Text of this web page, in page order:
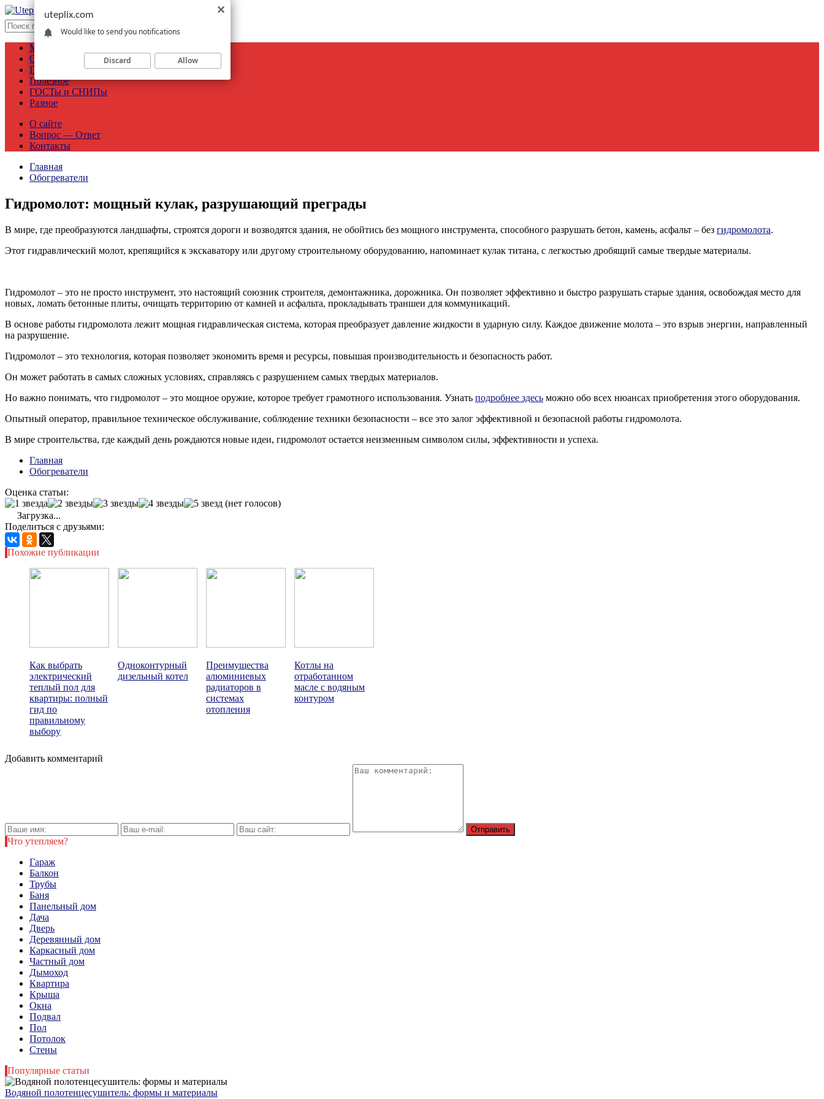
Материалы
Объекты
Производители
Полезное
ГОСТы и СНИПы
Разное
О сайте
Вопрос — Ответ
Контакты
Главная
Обогреватели
Гидромолот: мощный кулак, разрушающий преграды
В мире, где преобразуются ландшафты, строятся дороги и возводятся здания, не обойтись без мощного инструмента, способного разрушать бетон, камень, асфальт – без гидромолота.
Этот гидравлический молот, крепящийся к экскаватору или другому строительному оборудованию, напоминает кулак титана, с легкостью дробящий самые твердые материалы.
Гидромолот – это не просто инструмент, это настоящий союзник строителя, демонтажника, дорожника. Он позволяет эффективно и быстро разрушать старые здания, освобождая место для
новых, ломать бетонные плиты, очищать территорию от камней и асфальта, прокладывать траншеи для коммуникаций.
В основе работы гидромолота лежит мощная гидравлическая система, которая преобразует давление жидкости в ударную силу. Каждое движение молота – это взрыв энергии, направленный
на разрушение.
Гидромолот – это технология, которая позволяет экономить время и ресурсы, повышая производительность и безопасность работ.
Он может работать в самых сложных условиях, справляясь с разрушением самых твердых материалов.
Но важно понимать, что гидромолот – это мощное оружие, которое требует грамотного использования. Узнать подробнее здесь можно обо всех нюансах приобретения этого оборудования.
Опытный оператор, правильное техническое обслуживание, соблюдение техники безопасности – все это залог эффективной и безопасной работы гидромолота.
В мире строительства, где каждый день рождаются новые идеи, гидромолот остается неизменным символом силы, эффективности и успеха.
Главная
Обогреватели
Оценка статьи:
(нет голосов)
Загрузка...
Поделиться с друзьями:
Похожие публикации
Как выбрать
электрический
теплый пол для
квартиры: полный
гид по
правильному
выбору
Одноконтурный
дизельный котел
Преимущества
алюминиевых
радиаторов в
системах
отопления
Котлы на
отработанном
масле с водяным
контуром
Добавить комментарий
Что утепляем?
Гараж
Балкон
Трубы
Баня
Панельный дом
Дача
Дверь
Деревянный дом
Каркасный дом
Частный дом
Дымоход
Квартира
Крыша
Окна
Подвал
Пол
Потолок
Стены
Популярные статьи
Водяной полотенцесушитель: формы и материалы
uteplix.com
Would like to send you notifications
Discard Allow